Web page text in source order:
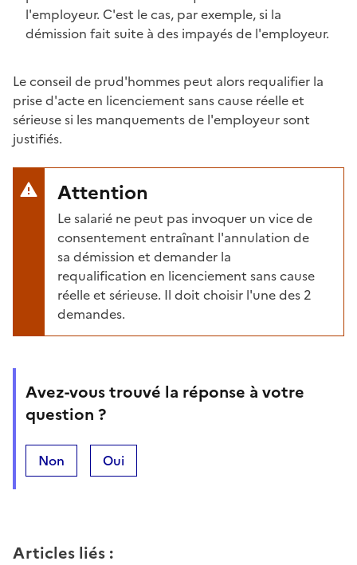
l'employeur. C'est le cas, par exemple, si la
démission fait suite à des impayés de l'employeur.
Le conseil de prud'hommes peut alors requalifier la
prise d'acte en licenciement sans cause réelle et
sérieuse si les manquements de l'employeur sont
justifiés.
Attention
Le salarié ne peut pas invoquer un vice de
consentement entraînant l'annulation de
sa démission et demander la
requalification en licenciement sans cause
réelle et sérieuse. Il doit choisir l'une des 2
demandes.
Avez-vous trouvé la réponse à votre
question ?
Non Oui
Articles liés :